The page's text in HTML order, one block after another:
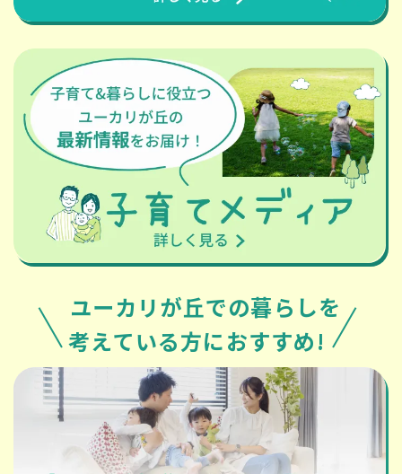
ユーカリが丘での暮らしを
考えている方におすすめ!